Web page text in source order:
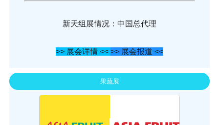
新天组展情况：中国总代理
>> 展会详情 << >> 展会报道 <<
果蔬展